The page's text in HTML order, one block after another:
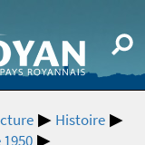
Histoire